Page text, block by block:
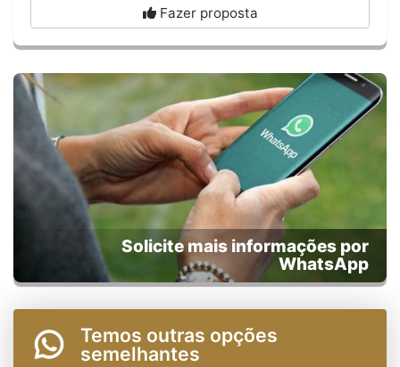
Fazer proposta
Solicite mais informações por
WhatsApp
Temos outras opções
semelhantes